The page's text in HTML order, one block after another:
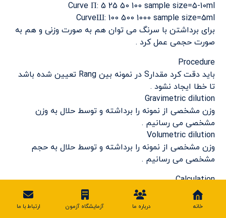
Curve Π: 5 25 50 100 sample size=5-10ml
CurveШ: 100 500 1000 sample size=5ml
برای برداشتن با سرنگ می توان هم به صورت وزنی و هم به
صورت حجمی عمل کرد .
Procedure
باید دقت کرد مقدارS در نمونه بین Rang تعیین شده باشد
تا خطا ایجاد نشود .
Gravimetric dilution
وزن مشخصی از نمونه را برداشته و توسط حلال به وزن
مشخصی می رسانیم .
Volumetric dilution
وزن مشخصی از نمونه را برداشته و توسط حلال به حجم
مشخصی می رسانیم .
Calculation
با استفاده از منحنی استاندارد اگر blank connection داشته
باشیم
خانه درباره ما آزمایشگاه آزمون ارتباط با ما